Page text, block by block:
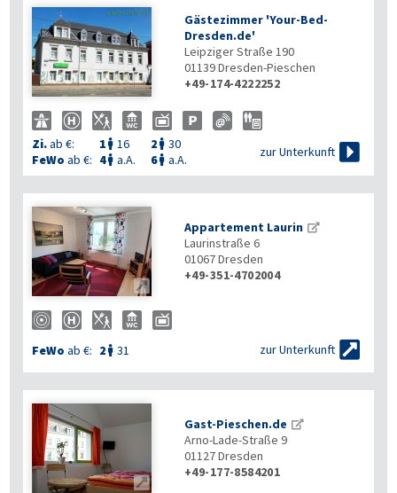
Gästezimmer 'Your-Bed-
Dresden.de'
Leipziger Straße 190
01139Dresden-Pieschen
+49-174-4222252
Zi.ab €: 1  16 2  30
FeWo ab €: 4 a.A. 6 a.A.
zur Unterkunft 

Appartement Laurin
Laurinstraße 6
01067Dresden
+49-351-4702004
FeWo ab €: 2  31 zur Unterkunft 

Gast-Pieschen.de
Arno-Lade-Straße 9
01127Dresden
+49-177-8584201